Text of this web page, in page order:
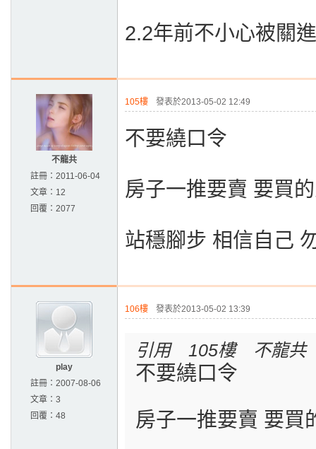
2.2年前不小心被關
不龍共
註冊： 2011-06-04
文章： 12
回覆： 2077
105樓 發表於2013-05-02 12:49
不要繞口令
房子一推要賣 要買
站穩腳步 相信自己
play
註冊： 2007-08-06
文章： 3
回覆： 48
106樓 發表於2013-05-02 13:39
引用 105樓 不龍共
不要繞口令
房子一推要賣 要買